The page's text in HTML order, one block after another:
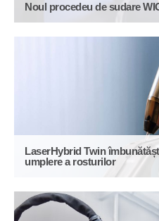
Noul procedeu de sudare
LaserHybrid Twin
umplere a rosturilor